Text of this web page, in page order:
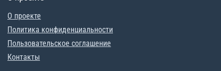
О проекте
Политика конфиденциальности
Пользовательское соглашение
Контакты